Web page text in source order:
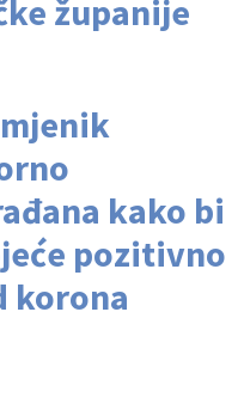
županije
kako bi
pozitivno
korona